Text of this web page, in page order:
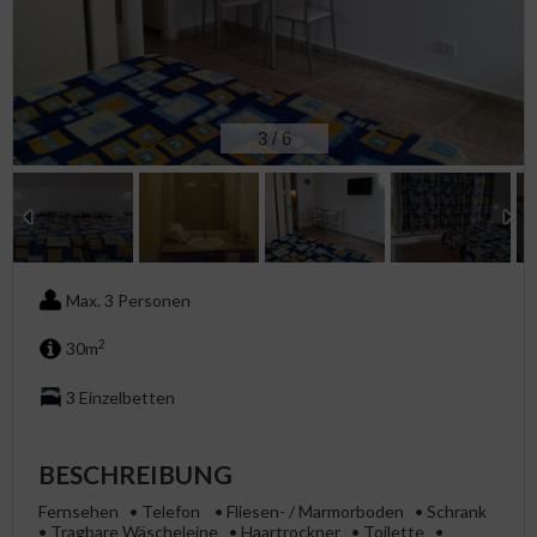
3 / 6
Max. 3 Personen
30m2
3 Einzelbetten
BESCHREIBUNG
Fernsehen • Telefon • Fliesen- / Marmorboden • Schrank
• Tragbare Wäscheleine • Haartrockner • Toilette •